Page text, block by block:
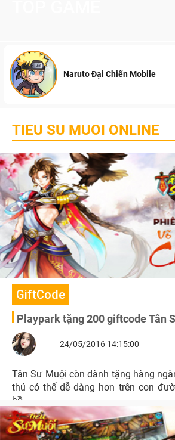
Naruto Đại Chiến Mobile
TIEU SU MUOI ONLINE
GiftCode
Playpark tặng 200 giftcode Tân
24/05/2016 14:15:00
Tân Sư Muội còn dành tặng hàng
thủ có thể dễ dàng hơn trên con
hồ.